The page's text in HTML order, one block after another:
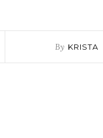
By KRISTA